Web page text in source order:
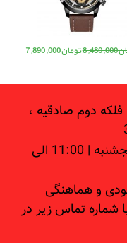
8,480,000قیمت اصلی: تومان8,480,000 بود.
تومان7,890,000قیمت
فلکه دوم صادقیه ،
ساعت کاری فروشگاه : شنبه تا پنجشنبه | 11:00 الی
و هماهنگی
شماره تماس زیر در